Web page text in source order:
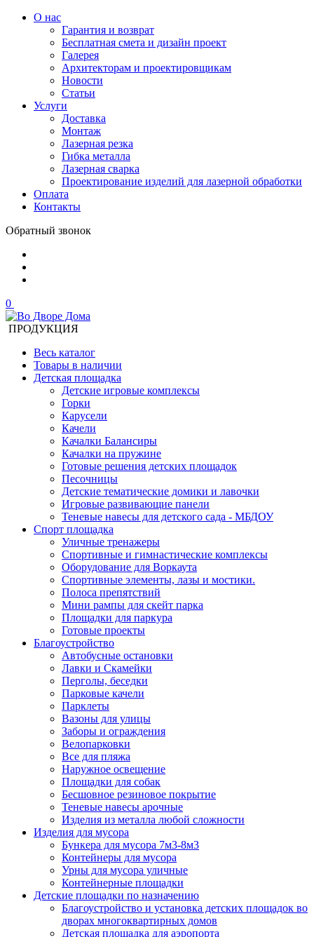
О нас
Гарантия и возврат
Бесплатная смета и дизайн проект
Галерея
Архитекторам и проектировщикам
Новости
Статьи
Услуги
Доставка
Монтаж
Лазерная резка
Гибка металла
Лазерная сварка
Проектирование изделий для лазерной обработки
Оплата
Контакты
Обратный звонок
0
ПРОДУКЦИЯ
Весь каталог
Товары в наличии
Детская площадка
Детские игровые комплексы
Горки
Карусели
Качели
Качалки Балансиры
Качалки на пружине
Готовые решения детских площадок
Песочницы
Детские тематические домики и лавочки
Игровые развивающие панели
Теневые навесы для детского сада - МБДОУ
Спорт площадка
Уличные тренажеры
Спортивные и гимнастические комплексы
Оборудование для Воркаута
Спортивные элементы, лазы и мостики.
Полоса препятствий
Мини рампы для скейт парка
Площадки для паркура
Готовые проекты
Благоустройство
Автобусные остановки
Лавки и Скамейки
Перголы, беседки
Парковые качели
Парклеты
Вазоны для улицы
Заборы и ограждения
Велопарковки
Все для пляжа
Наружное освещение
Площадки для собак
Бесшовное резиновое покрытие
Теневые навесы арочные
Изделия из металла любой сложности
Изделия для мусора
Бункера для мусора 7м3-8м3
Контейнеры для мусора
Урны для мусора уличные
Контейнерные площадки
Детские площадки по назначению
Благоустройство и установка детских площадок во
дворах многоквартирных домов
Детская площадка для аэропорта